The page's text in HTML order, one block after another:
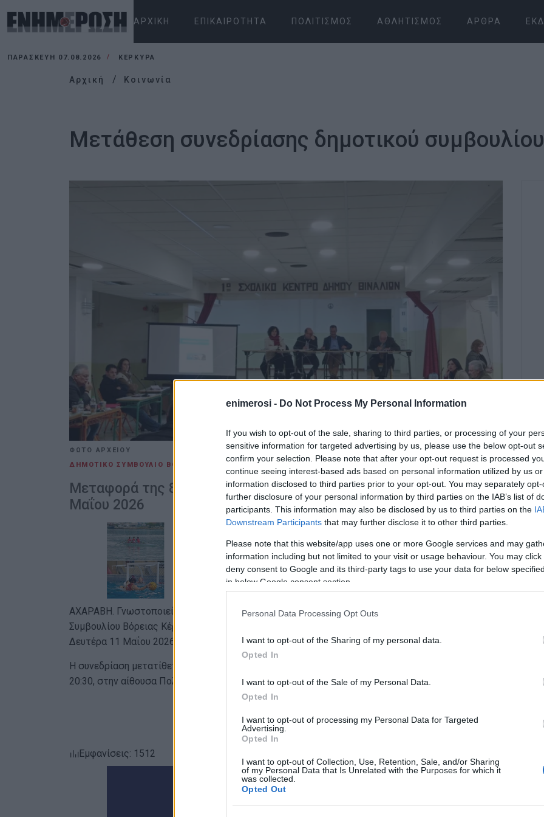
enimerosi - Do Not Process My Personal Information
If you wish to opt-out of the sale, sharing to third parties, or processing of your
sensitive information for targeted advertising by us, please use the below opt-out
confirm your selection. Please note that after your opt-out request is processed
continue seeing interest-based ads based on personal information utilized by us
information disclosed to third parties prior to your opt-out. You may separately
further disclosure of your personal information by third parties on the IAB’s list of
participants. This information may also be disclosed by us to third parties on the
Downstream Participants that may further disclose it to other third parties.
Please note that this website/app uses one or more Google services and may
information including but not limited to your visit or usage behaviour. You may
deny consent to Google and its third-party tags to use your data for below
in below Google consent section.
Personal Data Processing Opt Outs
I want to opt-out of the Sharing of my personal data.
Opted In
I want to opt-out of the Sale of my Personal Data.
Opted In
I want to opt-out of processing my Personal Data for Targeted
Advertising.
Opted In
I want to opt-out of Collection, Use, Retention, Sale, and/or Sharing
of my Personal Data that Is Unrelated with the Purposes for which it
was collected.
Opted Out
ΑΡΧΙΚΉ ΕΠΙΚΑΙΡΌΤΗΤΑ ΠΟΛΙΤΙΣΜΌΣ ΑΘΛΗΤΙΣΜΌΣ ΆΡΘΡΑ
ΠΑΡΑΣΚΕΥΉ 07.08.2026 ΚΕΡΚΥΡΑ
Αρχική Κοινωνία
Μετάθεση συνεδρίασης δημοτικού
ΦΩΤΟ ΑΡΧΕΙΟΥ
ΔΗΜΟΤΙΚΟ ΣΥΜΒΟΥΛΙΟ ΒΟΡΕΙΑΣ ΚΕΡΚΥΡΑΣ
11 ΜΑΪ́ΟΥ 2026
Μεταφορά της 8ης Ειδικής - Μικτής Συνεδρίασης για την Τρίτη 19
Μαΐου 2026
ΑΧΑΡΑΒΗ. Γνωστοποιείται ότι η προγραμματισμένη 8η Ειδική - Μικτή Συνεδρίαση του Δημοτικού
Συμβουλίου Βόρειας Κέρκυρας (δια ζώσης και μέσω τηλεδιάσκεψης), η οποία είχε οριστεί για τη
Δευτέρα 11 Μαΐου 2026, αναβάλλεται.
Η συνεδρίαση μετατίθεται και πρόκειται να πραγματοποιηθεί την Τρίτη 19 Μαΐου 2026 και ώρα
20:30, στην αίθουσα Πολλαπλών Χρήσεων του 1ου Σχολικού Κέντρου Θιναλίων στην Αχαράβη.
Εμφανίσεις: 1512